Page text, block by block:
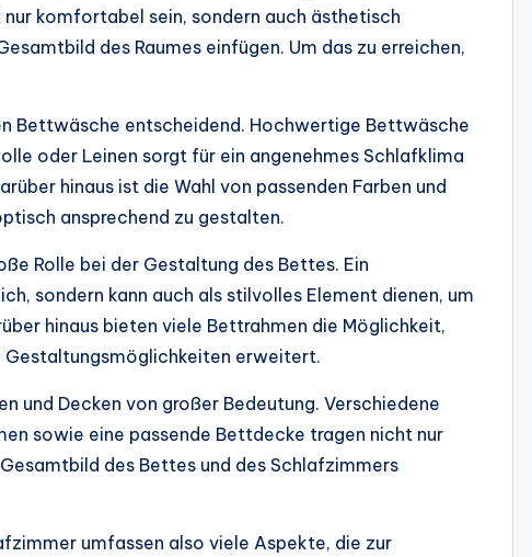
komfortabel sein, sondern auch ästhetisch
des Raumes einfügen. Um das zu erreichen,
Bettwäsche entscheidend. Hochwertige Bettwäsche
oder Leinen sorgt für ein angenehmes Schlafklima
hinaus ist die Wahl von passenden Farben und
ansprechend zu gestalten.
Rolle bei der Gestaltung des Bettes. Ein
sondern kann auch als stilvolles Element dienen, um
hinaus bieten viele Bettrahmen die Möglichkeit,
Gestaltungsmöglichkeiten erweitert.
und Decken von großer Bedeutung. Verschiedene
sowie eine passende Bettdecke tragen nicht nur
des Bettes und des Schlafzimmers
umfassen also viele Aspekte, die zur